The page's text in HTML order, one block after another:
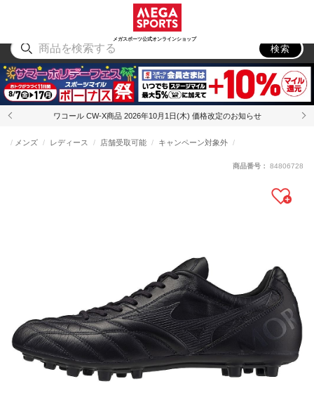
メガスポーツ公式オンラインショップ
アウトドア
検索
ワコール CW-X商品 2026年10月1日(木) 価格改定のお知らせ
メンズ レディース 店舗受取可能 キャンペーン対象外
商品番号： 84806728